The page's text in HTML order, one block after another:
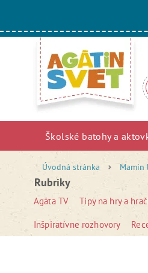
Školské batohy a
Úvodná stránka Mamin
Rubriky
Agáta TV Tipy na hry a
Inšpiratívne rozhovory